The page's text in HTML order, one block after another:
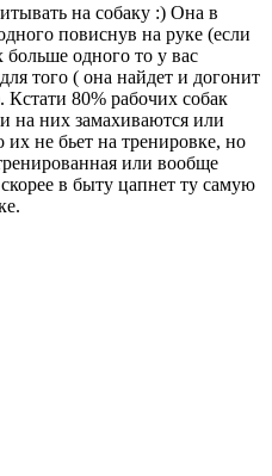
на собаку :) Она в
повиснув на руке (если
одного то у вас
того ( она найдет и догонит
Кстати 80% рабочих собак
на них замахиваются или
не бьет на тренировке, но
или вообще
в быту цапнет ту самую